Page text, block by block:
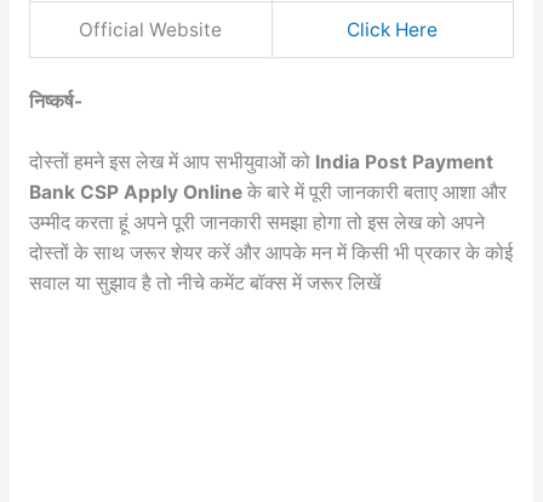
Official Website Click Here
निष्कर्ष-
दोस्तों हमने इस लेख में आप सभीयुवाओं को India Post Payment
Bank CSP Apply Online के बारे में पूरी जानकारी बताए आशा और
उम्मीद करता हूं अपने पूरी जानकारी समझा होगा तो इस लेख को अपने
दोस्तों के साथ जरूर शेयर करें और आपके मन में किसी भी प्रकार के कोई
सवाल या सुझाव है तो नीचे कमेंट बॉक्स में जरूर लिखें